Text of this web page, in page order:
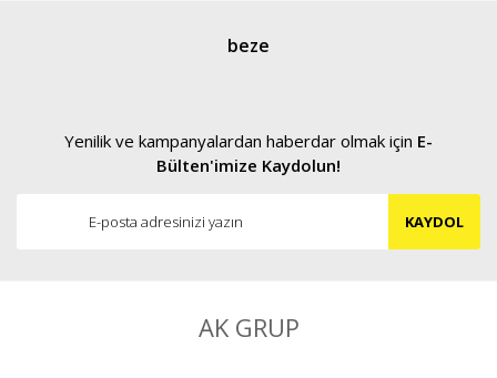
beze
Yenilik ve kampanyalardan haberdar olmak için E-
Bülten'imize Kaydolun!
KAYDOL
AK GRUP